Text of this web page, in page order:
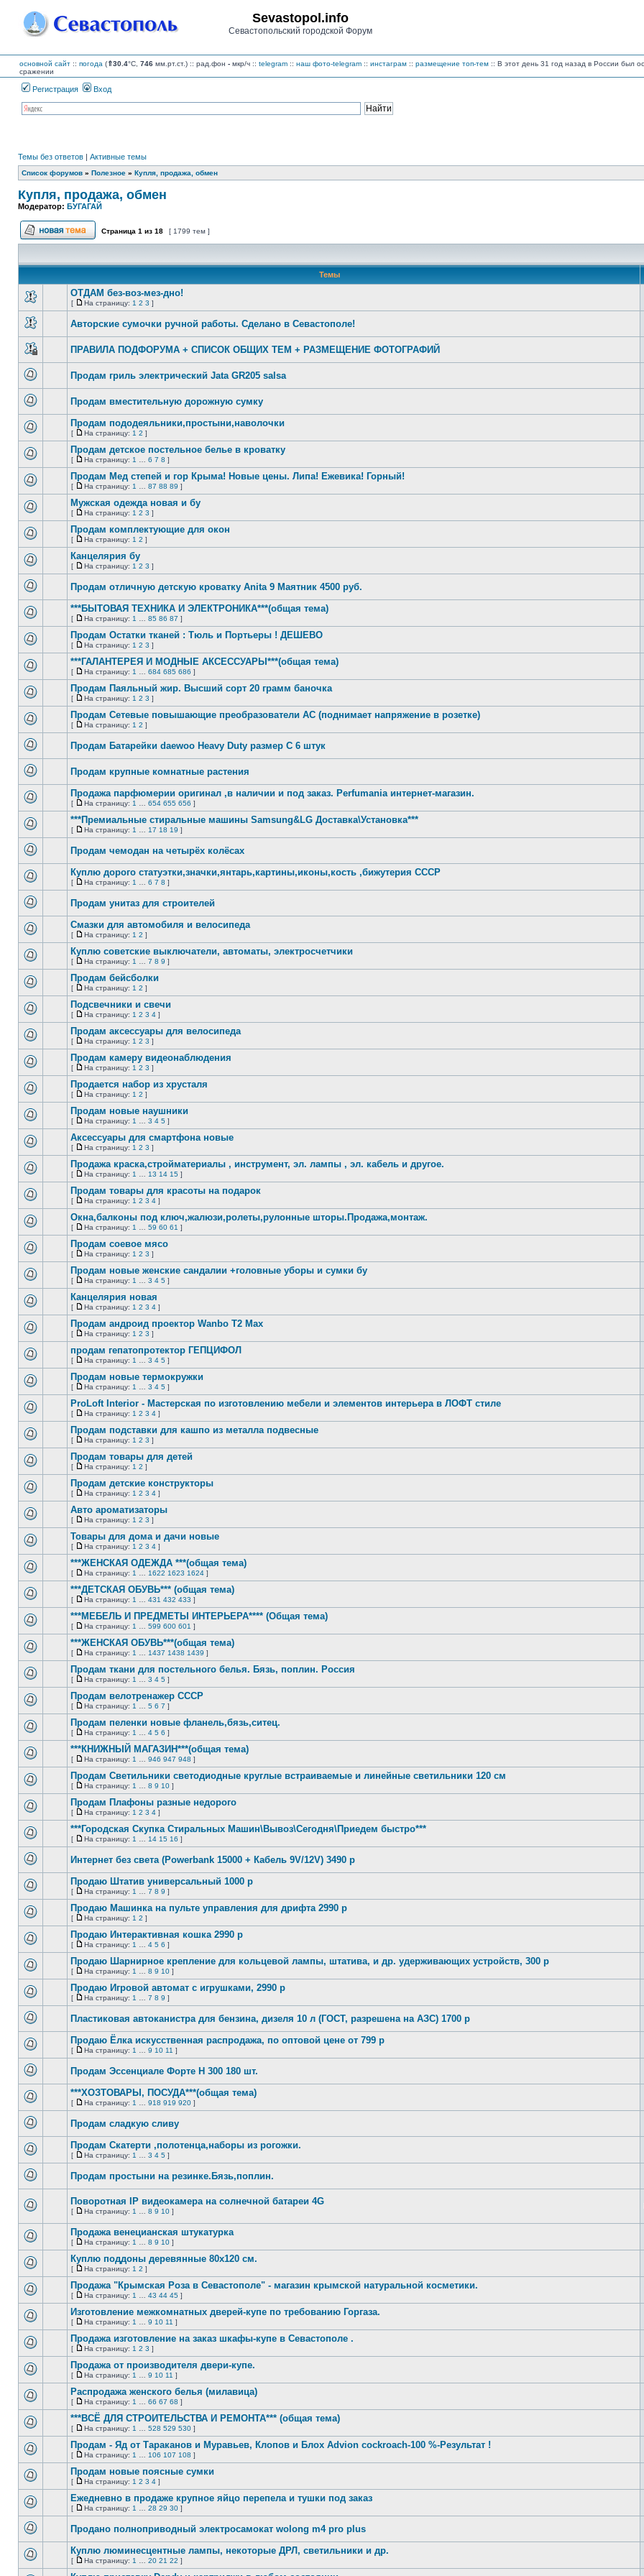
Sevastopol.info
Севастопольский городской Форум
основной сайт :: погода (⇑30.4°C, 746 мм.рт.ст.) :: рад.фон - мкр/ч :: telegram :: наш фото-telegram :: инстаграм :: размещение топ-тем :: В этот день 31 год назад в России был
сражении
Регистрация Вход
Темы без ответов | Активные темы
Список форумов » Полезное » Купля, продажа, обмен
Купля, продажа, обмен
Модератор: БУГАГАЙ
Начать новую тему
Страница 1 из 18 [ 1799 тем ]
Темы
сообщений
ОТДАМ без-воз-мез-дно!
[
На
На страницу: 1 2 3 ]
сообщений
Авторские сумочки ручной работы. Сделано в Севастополе!
не
редактировать
и
сообщения
ПРАВИЛА ПОДФОРУМА + СПИСОК ОБЩИХ ТЕМ + РАЗМЕЩЕНИЕ ФОТОГРАФИЙ
сообщений
Продам гриль электрический Jata GR205 salsa
непрочитанных
сообщений
Продам вместительную дорожную сумку
непрочитанных
сообщений
Продам пододеяльники,простыни,наволочки
[
На
страницу
На страницу: 1 2 ]
непрочитанных
сообщений
Продам детское постельное белье в кроватку
[
На
страницу
На страницу: 1 6 7 8 ]
непрочитанных
сообщений
Продам Мед степей и гор Крыма! Новые цены. Липа! Ежевика! Горный!
[
На
страницу
На страницу: 1 87 88 89 ]
непрочитанных
сообщений
Мужская одежда новая и бу
[
На
страницу
На страницу: 1 2 3 ]
непрочитанных
сообщений
Продам комплектующие для окон
[
На
страницу
На страницу: 1 2 ]
сообщений
Канцелярия бу
[
На
На страницу: 1 2 3 ]
непрочитанных
Продам отличную детскую кроватку Anita 9 Маятник 4500 руб.
непрочитанных
сообщений
***БЫТОВАЯ ТЕХНИКА И ЭЛЕКТРОНИКА***(общая тема)
[
На
страницу
На страницу: 1 85 86 87 ]
непрочитанных
Продам Остатки тканей : Тюль и Портьеры ! ДЕШЕВО
[
На
страницу
На страницу: 1 2 3 ]
непрочитанных
сообщений
***ГАЛАНТЕРЕЯ И МОДНЫЕ АКСЕССУАРЫ***(общая тема)
[
На
страницу
На страницу: 1 684 685 686 ]
непрочитанных
сообщений
Продам Паяльный жир. Высший сорт 20 грамм баночка
[
На
страницу
На страницу: 1 2 3 ]
сообщений
Продам Сетевые повышающие преобразователи AC (поднимает напряжение в розетке)
[
На
На страницу: 1 2 ]
сообщений
Продам Батарейки daewoo Heavy Duty размер C 6 штук
непрочитанных
сообщений
Продам крупные комнатные растения
непрочитанных
Продажа парфюмерии оригинал ,в наличии и под заказ. Perfumania интернет-магазин.
[
На
страницу
На страницу: 1 654 655 656 ]
сообщений
***Премиальные стиральные машины Samsung&LG Доставка\Установка***
[
На
На страницу: 1 17 18 19 ]
непрочитанных
сообщений
Продам чемодан на четырёх колёсах
сообщений
Куплю дорого статуэтки,значки,янтарь,картины,иконы,кость ,бижутерия СССР
[
На
На страницу: 1 6 7 8 ]
непрочитанных
сообщений
Продам унитаз для строителей
непрочитанных
сообщений
Смазки для автомобиля и велосипеда
[
На
страницу
На страницу: 1 2 ]
непрочитанных
сообщений
Куплю советские выключатели, автоматы, электросчетчики
[
На
страницу
На страницу: 1 7 8 9 ]
непрочитанных
сообщений
Продам бейсболки
[
На
страницу
На страницу: 1 2 ]
непрочитанных
сообщений
Подсвечники и свечи
[
На
страницу
На страницу: 1 2 3 4 ]
непрочитанных
сообщений
Продам аксессуары для велосипеда
[
На
страницу
На страницу: 1 2 3 ]
непрочитанных
сообщений
Продам камеру видеонаблюдения
[
На
страницу
На страницу: 1 2 3 ]
непрочитанных
сообщений
Продается набор из хрусталя
[
На
страницу
На страницу: 1 2 ]
непрочитанных
сообщений
Продам новые наушники
[
На
страницу
На страницу: 1 3 4 5 ]
непрочитанных
сообщений
Аксессуары для смартфона новые
[
На
страницу
На страницу: 1 2 3 ]
непрочитанных
сообщений
Продажа краска,стройматериалы , инструмент, эл. лампы , эл. кабель и другое.
[
На
страницу
На страницу: 1 13 14 15 ]
непрочитанных
сообщений
Продам товары для красоты на подарок
[
На
страницу
На страницу: 1 2 3 4 ]
непрочитанных
сообщений
Окна,балконы под ключ,жалюзи,ролеты,рулонные шторы.Продажа,монтаж.
[
На
страницу
На страницу: 1 59 60 61 ]
непрочитанных
сообщений
Продам соевое мясо
[
На
страницу
На страницу: 1 2 3 ]
непрочитанных
сообщений
Продам новые женские сандалии +головные уборы и сумки бу
[
На
страницу
На страницу: 1 3 4 5 ]
непрочитанных
сообщений
Канцелярия новая
[
На
страницу
На страницу: 1 2 3 4 ]
сообщений
Продам андроид проектор Wanbo T2 Max
[
На
страницу
На страницу: 1 2 3 ]
непрочитанных
сообщений
продам гепатопротектор ГЕПЦИФОЛ
[
На
страницу
На страницу: 1 3 4 5 ]
непрочитанных
сообщений
Продам новые термокружки
[
На
страницу
На страницу: 1 3 4 5 ]
непрочитанных
сообщений
ProLoft Interior - Мастерская по изготовлению мебели и элементов интерьера в ЛОФТ стиле
[
На
страницу
На страницу: 1 2 3 4 ]
непрочитанных
сообщений
Продам подставки для кашпо из металла подвесные
[
На
страницу
На страницу: 1 2 3 ]
непрочитанных
сообщений
Продам товары для детей
[
На
страницу
На страницу: 1 2 ]
непрочитанных
сообщений
Продам детские конструкторы
[
На
страницу
На страницу: 1 2 3 4 ]
непрочитанных
сообщений
Авто ароматизаторы
[
На
страницу
На страницу: 1 2 3 ]
непрочитанных
Товары для дома и дачи новые
[
На
страницу
На страницу: 1 2 3 4 ]
непрочитанных
***ЖЕНСКАЯ ОДЕЖДА ***(общая тема)
[
На
страницу
На страницу: 1 1622 1623 1624 ]
непрочитанных
***ДЕТСКАЯ ОБУВЬ*** (общая тема)
[
На
страницу
На страницу: 1 431 432 433 ]
непрочитанных
***МЕБЕЛЬ И ПРЕДМЕТЫ ИНТЕРЬЕРА**** (Общая тема)
[
На
страницу
На страницу: 1 599 600 601 ]
непрочитанных
сообщений
***ЖЕНСКАЯ ОБУВЬ***(общая тема)
[
На
страницу
На страницу: 1 1437 1438 1439 ]
непрочитанных
сообщений
Продам ткани для постельного белья. Бязь, поплин. Россия
[
На
страницу
На страницу: 1 3 4 5 ]
непрочитанных
сообщений
Продам велотренажер СССР
[
На
страницу
На страницу: 1 5 6 7 ]
непрочитанных
Продам пеленки новые фланель,бязь,ситец.
[
На
страницу
На страницу: 1 4 5 6 ]
непрочитанных
сообщений
***КНИЖНЫЙ МАГАЗИН***(общая тема)
[
На
страницу
На страницу: 1 946 947 948 ]
непрочитанных
сообщений
Продам Светильники светодиодные круглые встраиваемые и линейные светильники 120 см
[
На
страницу
На страницу: 1 8 9 10 ]
непрочитанных
Продам Плафоны разные недорого
[
На
страницу
На страницу: 1 2 3 4 ]
сообщений
***Городская Скупка Стиральных Машин\Вывоз\Сегодня\Приедем быстро***
[
На
На страницу: 1 14 15 16 ]
непрочитанных
сообщений
Интернет без света (Powerbank 15000 + Кабель 9V/12V) 3490 р
непрочитанных
сообщений
Продаю Штатив универсальный 1000 р
[
На
страницу
На страницу: 1 7 8 9 ]
непрочитанных
сообщений
Продаю Машинка на пульте управления для дрифта 2990 р
[
На
страницу
На страницу: 1 2 ]
непрочитанных
сообщений
Продаю Интерактивная кошка 2990 р
[
На
страницу
На страницу: 1 4 5 6 ]
непрочитанных
сообщений
Продаю Шарнирное крепление для кольцевой лампы, штатива, и др. удерживающих устройств, 300 р
[
На
страницу
На страницу: 1 8 9 10 ]
сообщений
Продаю Игровой автомат с игрушками, 2990 р
[
На
На страницу: 1 7 8 9 ]
непрочитанных
сообщений
Пластиковая автоканистра для бензина, дизеля 10 л (ГОСТ, разрешена на АЗС) 1700 р
сообщений
Продаю Ёлка иcкуccтвeнная распродажа, по оптовой цене от 799 р
[
На
На страницу: 1 9 10 11 ]
непрочитанных
Продам Эссенциале Форте Н 300 180 шт.
сообщений
***ХОЗТОВАРЫ, ПОСУДА***(общая тема)
[
На
На страницу: 1 918 919 920 ]
непрочитанных
сообщений
Продам сладкую сливу
сообщений
Продaм Cкатеpти ,полотенца,наборы из рогожки.
[
На
На страницу: 1 3 4 5 ]
сообщений
Продам простыни на резинке.Бязь,поплин.
непрочитанных
сообщений
Поворотная IP видеокамера на солнечной батареи 4G
[
страницу
На страницу: 1 8 9 10 ]
непрочитанных
сообщений
Продажа венецианская штукатурка
[
На
страницу
На страницу: 1 8 9 10 ]
непрочитанных
сообщений
Куплю поддоны деревянные 80х120 см.
[
На
страницу
На страницу: 1 2 ]
непрочитанных
сообщений
Продажа "Крымская Роза в Севастополе" - магазин крымской натуральной косметики.
[
На
страницу
На страницу: 1 43 44 45 ]
непрочитанных
сообщений
Изготовление межкомнатных дверей-купе по требованию Горгаза.
[
На
страницу
На страницу: 1 9 10 11 ]
непрочитанных
сообщений
Продажа изготовление на заказ шкафы-купе в Севастополе .
[
На
страницу
На страницу: 1 2 3 ]
непрочитанных
сообщений
Продажа от производителя двери-купе.
[
На
страницу
На страницу: 1 9 10 11 ]
непрочитанных
Распродажа женского белья (милавица)
[
На
страницу
На страницу: 1 66 67 68 ]
непрочитанных
сообщений
***ВСЁ ДЛЯ СТРОИТЕЛЬСТВА И РЕМОНТА*** (общая тема)
[
На
страницу
На страницу: 1 528 529 530 ]
непрочитанных
сообщений
Продам - Яд от Тараканов и Муравьев, Клопов и Блох Advion cockroach-100 %-Результат !
[
На
страницу
На страницу: 1 106 107 108 ]
непрочитанных
сообщений
Продам новые поясные сумки
[
На
страницу
На страницу: 1 2 3 4 ]
сообщений
Ежедневно в продаже крупное яйцо перепела и тушки под заказ
[
На
На страницу: 1 28 29 30 ]
непрочитанных
сообщений
Продано полноприводный электросамокат wolong m4 pro plus
непрочитанных
Куплю люминесцентные лампы, некоторые ДРЛ, светильники и др.
[
На
На страницу: 1 20 21 22 ]